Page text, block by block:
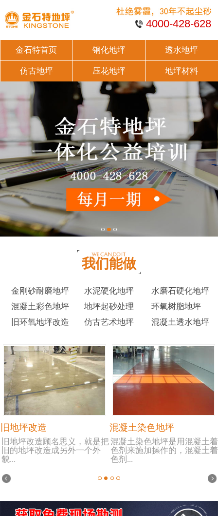
4000-428-628
金石特首页 钢化地坪 透水地坪
仿古地坪 压花地坪 地坪材料
我们能做
金刚砂耐磨地坪 水泥硬化地坪
水磨石硬化地坪
混凝土彩色地坪
地坪起砂处理
环氧树脂地坪
旧环氧地坪改造
仿古艺术地坪 混凝土透水地坪
旧地坪改造
旧地坪改造顾名思义，就是把
旧的地坪改造成另外一个外
貌...
混凝土染色地坪
混凝土染色地坪是用混凝土着
色剂来施加操作的，混凝土着
色剂...